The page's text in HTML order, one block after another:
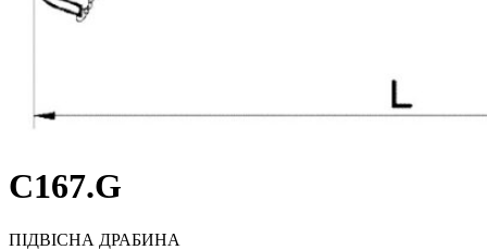
C167.G
ПІДВІСНА ДРАБИНА